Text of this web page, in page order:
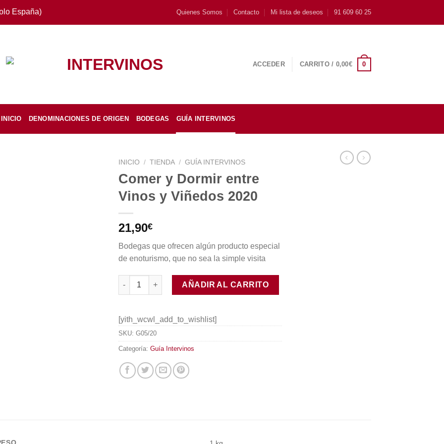
España) Quienes Somos Contacto Mi lista de deseos 91 609 60 25
ACCEDER CARRITO / 0,00€ 0
INICIO DENOMINACIONES DE ORIGEN BODEGAS GUÍA INTERVINOS
INICIO / TIENDA / GUÍA INTERVINOS
Comer y Dormir entre
Vinos y Viñedos 2020
21,90€
Bodegas que ofrecen algún producto especial
de enoturismo, que no sea la simple visita
Comer y Dormir entre Vinos y Viñedos 2020 cantidad
AÑADIR AL CARRITO
[yith_wcwl_add_to_wishlist]
SKU: G05/20
Categoría: Guía Intervinos